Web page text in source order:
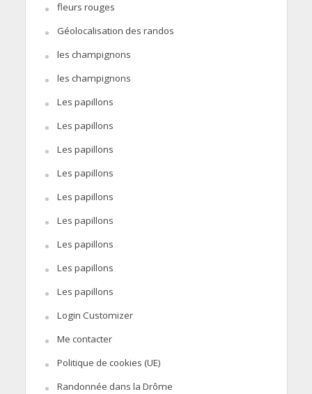
fleurs rouges
Géolocalisation des randos
les champignons
les champignons
Les papillons
Les papillons
Les papillons
Les papillons
Les papillons
Les papillons
Les papillons
Les papillons
Les papillons
Login Customizer
Me contacter
Politique de cookies (UE)
Randonnée dans la Drôme